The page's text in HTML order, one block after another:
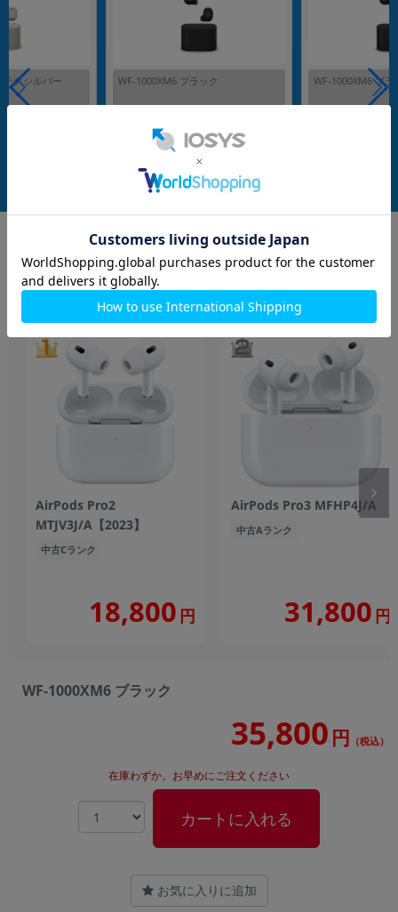
チナシルバー WF-1000XM6 ブラック
発売日：2026/02
付属品: 充電ケース
中古Aランク 31,800 円
WF-1000XM6 ブラ
イヤホン・スピーカー
AirPods Pro2
MTJV3J/A【2023】
中古Cランク
18,800 円
AirPods Pro3 MFHP4J/A
中古Aランク
31,800 円
WF-1000XM6 ブラック
35,800 円 （税込）
在庫わずか。お早めにご注文ください
カートに入れる
お気に入りに追加